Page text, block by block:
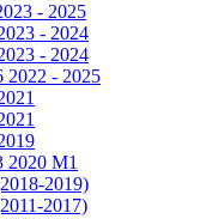
- 2025
- 2024
- 2024
2022 - 2025
2020 M1
2019)
2017)